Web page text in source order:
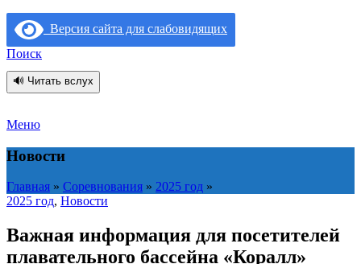
Версия сайта для слабовидящих
Поиск
🔊 Читать вслух
Меню
Новости
Главная » Соревнования » 2025 год »
2025 год, Новости
Важная информация для посетителей
плавательного бассейна «Коралл»